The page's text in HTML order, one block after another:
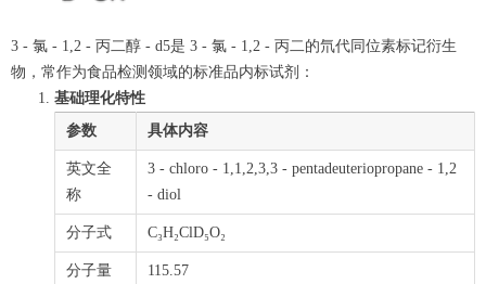
3 - 氯 - 1,2 - 丙二醇 - d5是 3 - 氯 - 1,2 - 丙二的氘代同位素标记衍生
物，常作为食品检测领域的标准品内标试剂：
基础理化特性
参数
具体内容
英文全
称
3 - chloro - 1,1,2,3,3 - pentadeuteriopropane - 1,2
- diol
分子式 C₃H₂ClD₅O₂
分子量 115.57